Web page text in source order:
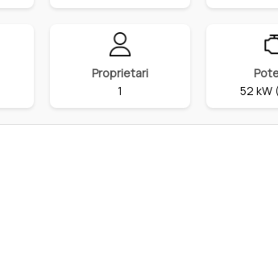
Proprietari
1
52 kW